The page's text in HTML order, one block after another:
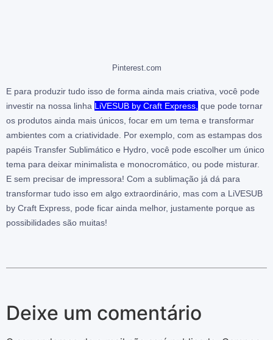
Pinterest.com
E para produzir tudo isso de forma ainda mais criativa, você pode
investir na nossa linha LiVESUB by Craft Express, que pode tornar
os produtos ainda mais únicos, focar em um tema e transformar
ambientes com a criatividade. Por exemplo, com as estampas dos
papéis Transfer Sublimático e Hydro, você pode escolher um único
tema para deixar minimalista e monocromático, ou pode misturar.
E sem precisar de impressora! Com a sublimação já dá para
transformar tudo isso em algo extraordinário, mas com a LiVESUB
by Craft Express, pode ficar ainda melhor, justamente porque as
possibilidades são muitas!
Deixe um comentário